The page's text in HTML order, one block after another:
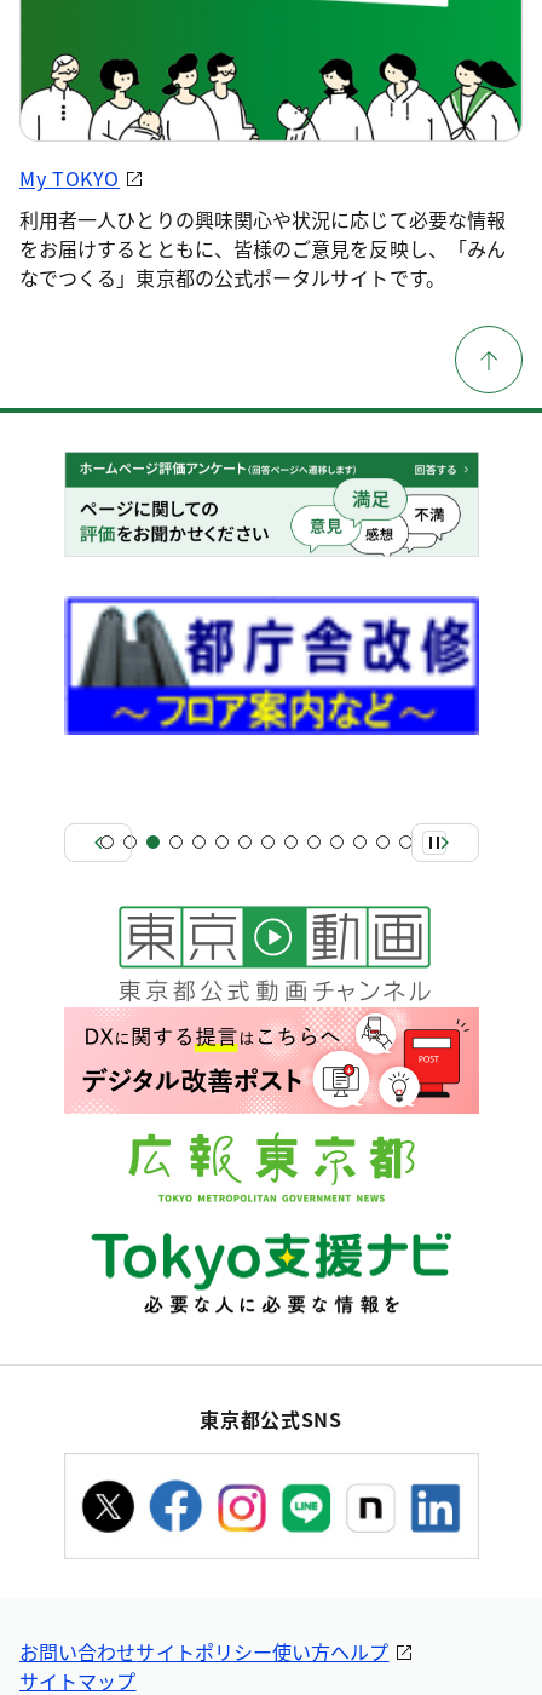
My TOKYO
利用者一人ひとりの興味関心や状況に応じて必要な情報
をお届けするとともに、皆様のご意見を反映し、「みん
なでつくる」東京都の公式ポータルサイトです。
東京都公式SNS
お問い合わせサイトポリシー使い方ヘルプ
サイトマップ